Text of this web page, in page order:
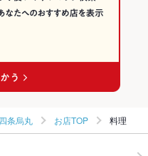
四条烏丸 お店TOP 料理